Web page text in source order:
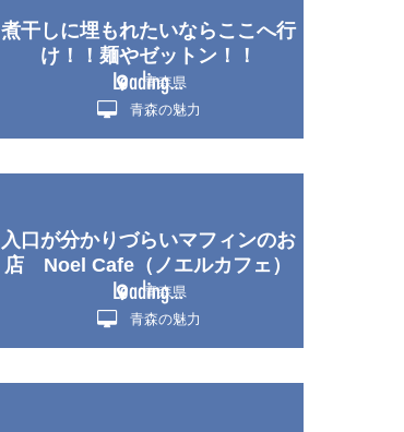
煮干しに埋もれたいならここへ行
け！！麺やゼットン！！
青森県
青森の魅力
入口が分かりづらいマフィンのお
店 Noel Cafe（ノエルカフェ）
青森県
青森の魅力